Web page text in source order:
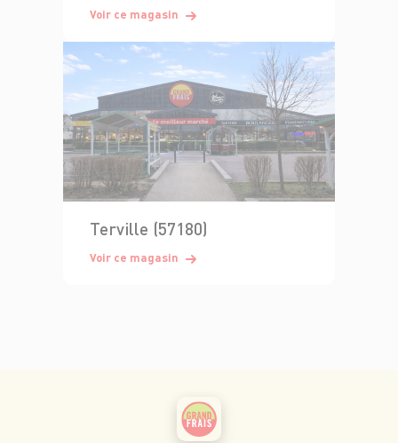
Voir ce magasin
Terville (57180)
Voir ce magasin